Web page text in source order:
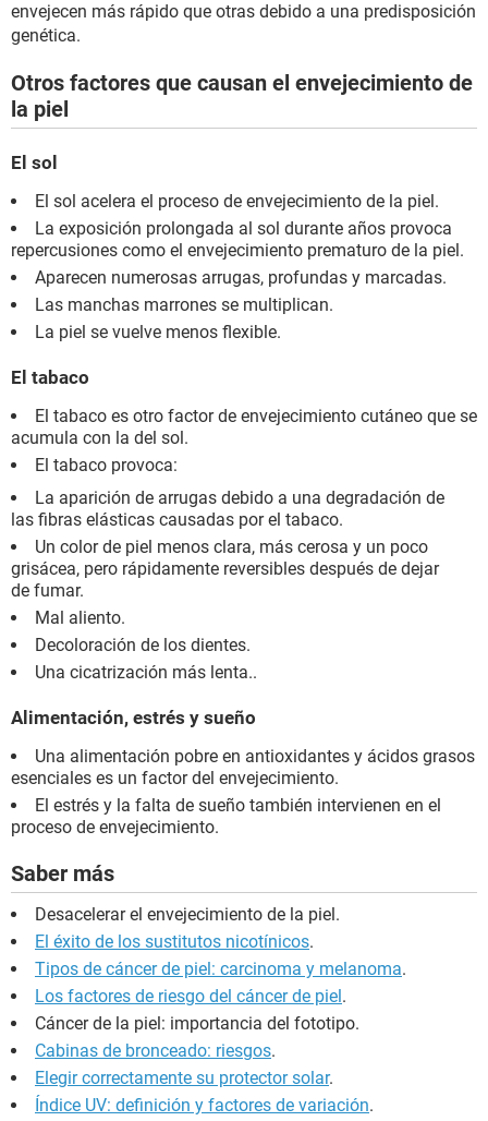
envejecen más rápido que otras debido a una predisposición
genética.
Otros factores que causan el envejecimiento de
la piel
El sol
El sol acelera el proceso de envejecimiento de la piel.
La exposición prolongada al sol durante años provoca
repercusiones como el envejecimiento prematuro de la piel.
Aparecen numerosas arrugas, profundas y marcadas.
Las manchas marrones se multiplican.
La piel se vuelve menos flexible.
El tabaco
El tabaco es otro factor de envejecimiento cutáneo que se
acumula con la del sol.
El tabaco provoca:
La aparición de arrugas debido a una degradación de
las fibras elásticas causadas por el tabaco.
Un color de piel menos clara, más cerosa y un poco
grisácea, pero rápidamente reversibles después de dejar
de fumar.
Mal aliento.
Decoloración de los dientes.
Una cicatrización más lenta..
Alimentación, estrés y sueño
Una alimentación pobre en antioxidantes y ácidos grasos
esenciales es un factor del envejecimiento.
El estrés y la falta de sueño también intervienen en el
proceso de envejecimiento.
Saber más
Desacelerar el envejecimiento de la piel.
El éxito de los sustitutos nicotínicos.
Tipos de cáncer de piel: carcinoma y melanoma.
Los factores de riesgo del cáncer de piel .
Cáncer de la piel: importancia del fototipo.
Cabinas de bronceado: riesgos.
Elegir correctamente su protector solar.
Índice UV: definición y factores de variación.